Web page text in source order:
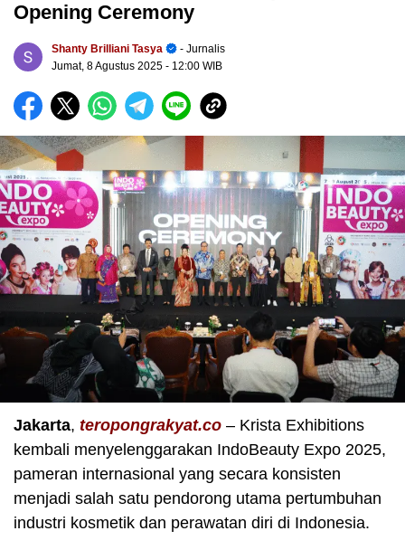
Opening Ceremony
Shanty Brilliani Tasya
- Jurnalis
Jumat, 8 Agustus 2025 - 12:00 WIB
Jakarta, teropongrakyat.co – Krista Exhibitions
kembali menyelenggarakan IndoBeauty Expo 2025,
pameran internasional yang secara konsisten
menjadi salah satu pendorong utama pertumbuhan
industri kosmetik dan perawatan diri di Indonesia.